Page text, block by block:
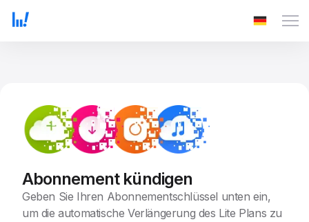
Abonnement kündigen
Geben Sie Ihren Abonnementschlüssel unten ein,
um die automatische Verlängerung des Lite Plans zu